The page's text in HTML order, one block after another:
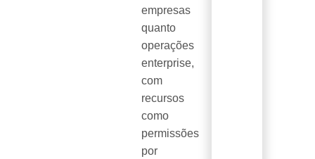
empresas
quanto
operações
enterprise,
com
recursos
como
permissões
por